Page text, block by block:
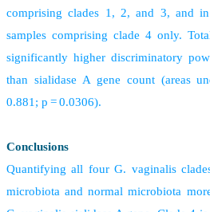
comprising clades 1, 2, and 3, and
samples comprising clade 4 only.
significantly higher discriminatory
than sialidase A gene count (areas
0.881; p = 0.0306).
Conclusions
Quantifying all four G. vaginalis
microbiota and normal microbiota